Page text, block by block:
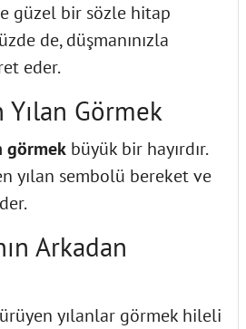
güzel bir sözle hitap
de, düşmanınızla
eder.
Yılan Görmek
görmek büyük bir hayırdır.
yılan sembolü bereket ve
Arkadan
yılanlar görmek hileli